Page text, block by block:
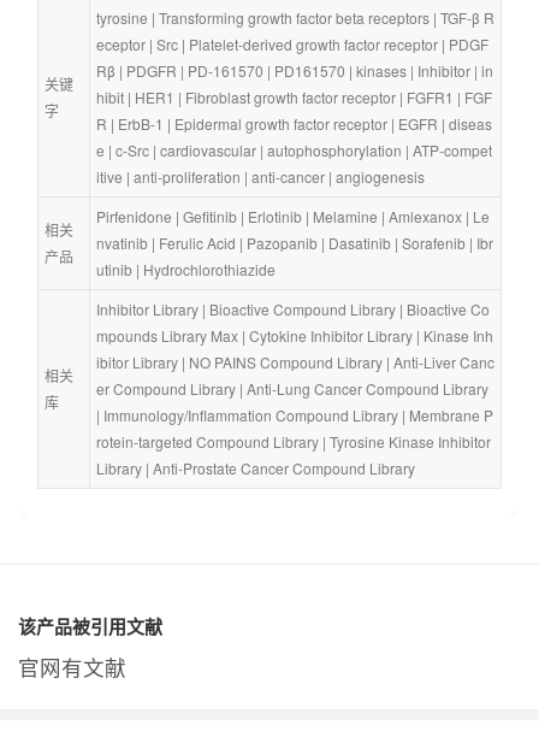
关键
字
tyrosine | Transforming growth factor beta receptors | TGF-β R
eceptor | Src | Platelet-derived growth factor receptor | PDGF
Rβ | PDGFR | PD-161570 | PD161570 | kinases | Inhibitor | in
hibit | HER1 | Fibroblast growth factor receptor | FGFR1 | FGF
R | ErbB-1 | Epidermal growth factor receptor | EGFR | diseas
e | c-Src | cardiovascular | autophosphorylation | ATP-compet
itive | anti-proliferation | anti-cancer | angiogenesis
相关
产品
Pirfenidone | Gefitinib | Erlotinib | Melamine | Amlexanox | Le
nvatinib | Ferulic Acid | Pazopanib | Dasatinib | Sorafenib | Ibr
utinib | Hydrochlorothiazide
相关
库
Inhibitor Library | Bioactive Compound Library | Bioactive Co
mpounds Library Max | Cytokine Inhibitor Library | Kinase Inh
ibitor Library | NO PAINS Compound Library | Anti-Liver Canc
er Compound Library | Anti-Lung Cancer Compound Library
| Immunology/Inflammation Compound Library | Membrane P
rotein-targeted Compound Library | Tyrosine Kinase Inhibitor
Library | Anti-Prostate Cancer Compound Library
该产品被引用文献
官网有文献